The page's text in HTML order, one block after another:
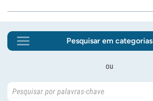
Pesquisar em categorias
ou